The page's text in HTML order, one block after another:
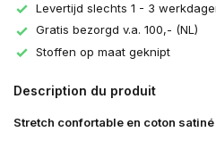
Levertijd slechts 1 - 3
Gratis bezorgd v.a. 100,- (NL)
Stoffen op maat geknipt
Description du produit
Stretch confortable en coton satiné